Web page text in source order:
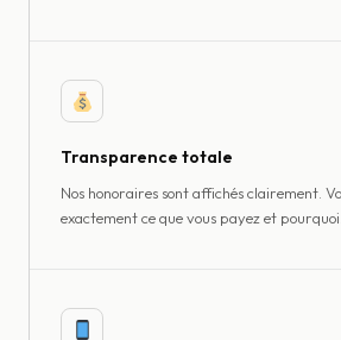
Transparence totale
Nos honoraires sont affichés clairement.
exactement ce que vous payez et pourquoi.